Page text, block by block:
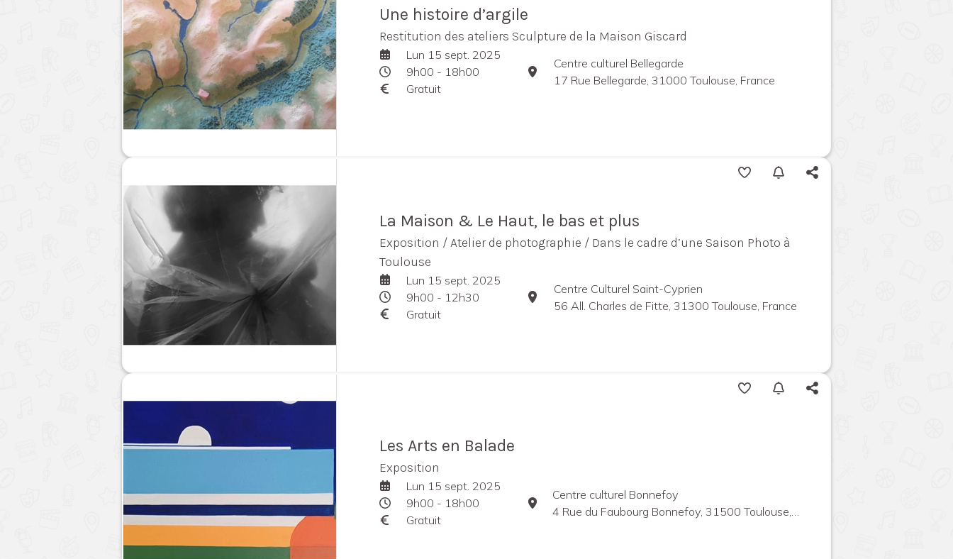
Une histoire d’argile
Restitution des ateliers Sculpture de la Maison Giscard
Lun 15 sept. 2025
9h00 - 18h00
Gratuit
Centre culturel Bellegarde
17 Rue Bellegarde, 31000 Toulouse, France
La Maison & Le Haut, le bas et plus
Exposition / Atelier de photographie / Dans le cadre d’une Saison Photo à
Toulouse
Lun 15 sept. 2025
9h00 - 12h30
Gratuit
Centre Culturel Saint-Cyprien
56 All. Charles de Fitte, 31300 Toulouse, France
Les Arts en Balade
Exposition
Lun 15 sept. 2025
9h00 - 18h00
Gratuit
Centre culturel Bonnefoy
4 Rue du Faubourg Bonnefoy, 31500 Toulouse, France